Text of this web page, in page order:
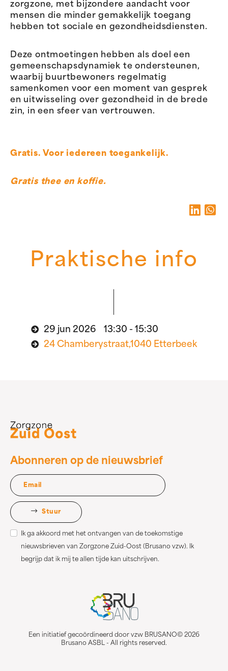
zorgzone, met bijzondere aandacht voor
mensen die minder gemakkelijk toegang
hebben tot sociale en gezondheidsdiensten.
Deze ontmoetingen hebben als doel een
gemeenschapsdynamiek te ondersteunen,
waarbij buurtbewoners regelmatig
samenkomen voor een moment van gesprek
en uitwisseling over gezondheid in de brede
zin, in een sfeer van vertrouwen.
Gratis. Voor iedereen toegankelijk.
Gratis thee en koffie.
Praktische info
29 jun 2026 13:30 - 15:30
24 Chamberystraat,1040 Etterbeek
Abonneren op de nieuwsbrief
Stuur
Ik ga akkoord met het ontvangen van de toekomstige
nieuwsbrieven van Zorgzone Zuid-Oost (Brusano vzw). Ik
begrijp dat ik mij te allen tijde kan uitschrijven.
Een initiatief gecoördineerd door vzw BRUSANO© 2026
Brusano ASBL - All rights reserved.